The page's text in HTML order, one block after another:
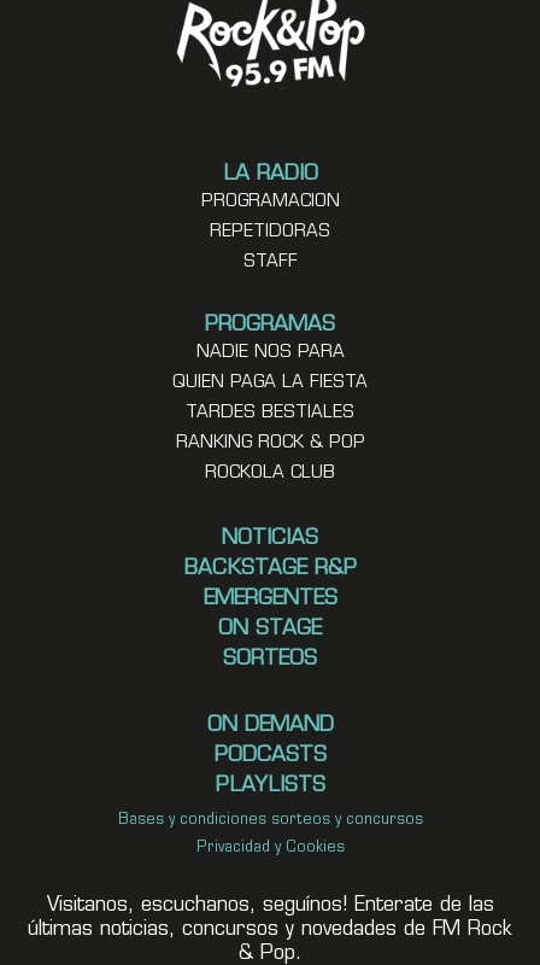
LA RADIO
PROGRAMACION
REPETIDORAS
STAFF
PROGRAMAS
NADIE NOS PARA
QUIEN PAGA LA FIESTA
TARDES BESTIALES
RANKING ROCK & POP
ROCKOLA CLUB
NOTICIAS
BACKSTAGE R&P
EMERGENTES
ON STAGE
SORTEOS
ON DEMAND
PODCASTS
PLAYLISTS
Bases y condiciones sorteos y concursos
Privacidad y Cookies
Visitanos, escuchanos, seguínos! Enterate de las
últimas noticias, concursos y novedades de FM Rock
& Pop.